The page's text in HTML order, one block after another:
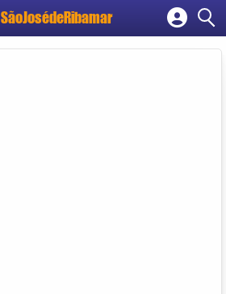
SãoJosédeRibamar
Cadastrar empresa